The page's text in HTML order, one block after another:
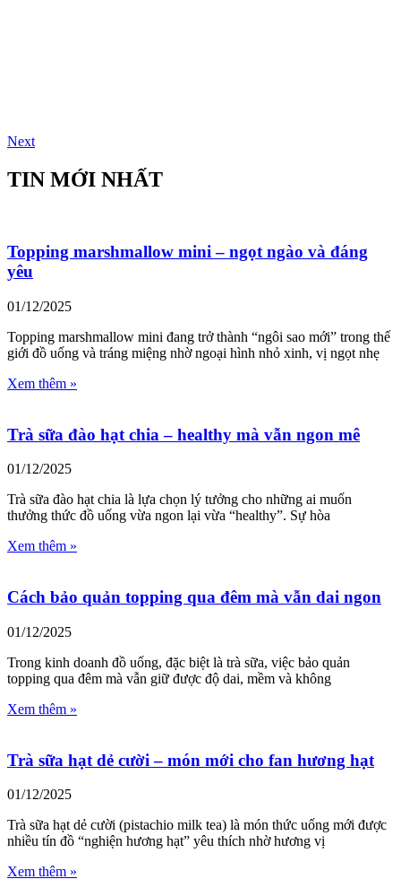
Next
TIN MỚI NHẤT
Topping marshmallow mini – ngọt ngào và đáng
yêu
01/12/2025
Topping marshmallow mini đang trở thành “ngôi sao mới” trong thế
giới đồ uống và tráng miệng nhờ ngoại hình nhỏ xinh, vị ngọt nhẹ
Xem thêm »
Trà sữa đào hạt chia – healthy mà vẫn ngon mê
01/12/2025
Trà sữa đào hạt chia là lựa chọn lý tưởng cho những ai muốn
thưởng thức đồ uống vừa ngon lại vừa “healthy”. Sự hòa
Xem thêm »
Cách bảo quản topping qua đêm mà vẫn dai ngon
01/12/2025
Trong kinh doanh đồ uống, đặc biệt là trà sữa, việc bảo quản
topping qua đêm mà vẫn giữ được độ dai, mềm và không
Xem thêm »
Trà sữa hạt dẻ cười – món mới cho fan hương hạt
01/12/2025
Trà sữa hạt dẻ cười (pistachio milk tea) là món thức uống mới được
nhiều tín đồ “nghiện hương hạt” yêu thích nhờ hương vị
Xem thêm »